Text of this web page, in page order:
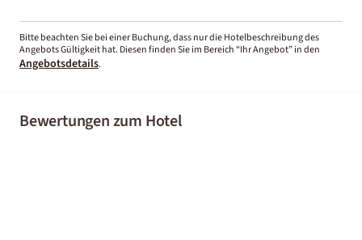
Bitte beachten Sie bei einer Buchung, dass nur die Hotelbeschreibung des
Angebots Gültigkeit hat. Diesen finden Sie im Bereich “Ihr Angebot” in den
Angebotsdetails.
Bewertungen zum Hotel